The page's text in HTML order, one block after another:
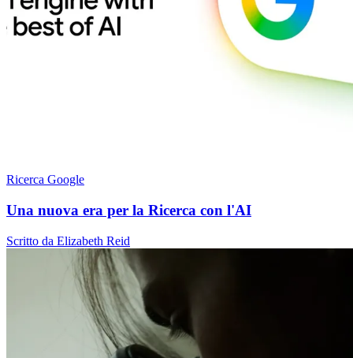
Ricerca Google
Una nuova era per la Ricerca con l'AI
Scritto da Elizabeth Reid